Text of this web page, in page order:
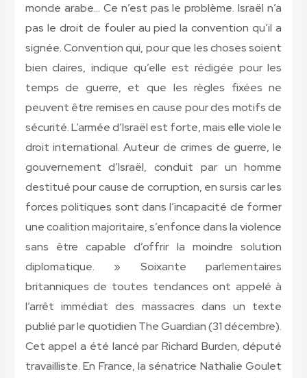
monde arabe… Ce n’est pas le problème. Israël n’a
pas le droit de fouler au pied la convention qu’il a
signée. Convention qui, pour que les choses soient
bien claires, indique qu’elle est rédigée pour les
temps de guerre, et que les règles fixées ne
peuvent être remises en cause pour des motifs de
sécurité. L’armée d’Israël est forte, mais elle viole le
droit international. Auteur de crimes de guerre, le
gouvernement d’Israël, conduit par un homme
destitué pour cause de corruption, en sursis car les
forces politiques sont dans l’incapacité de former
une coalition majoritaire, s’enfonce dans la violence
sans être capable d’offrir la moindre solution
diplomatique. » Soixante parlementaires
britanniques de toutes tendances ont appelé à
l’arrêt immédiat des massacres dans un texte
publié par le quotidien The Guardian (31 décembre).
Cet appel a été lancé par Richard Burden, député
travailliste. En France, la sénatrice Nathalie Goulet